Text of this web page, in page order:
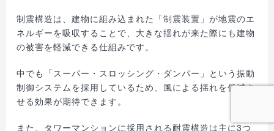
制震構造は、建物に組み込まれた「制震装置」が地震のエ
ネルギーを吸収することで、大きな揺れが来た際にも建物
の被害を軽減できる仕組みです。
中でも「スーパー・スロッシング・ダンパー」という振動
制御システムを採用しているため、風による揺れを低減さ
せる効果が期待できます。
また、タワーマンションに採用される耐震構造は主に3つ